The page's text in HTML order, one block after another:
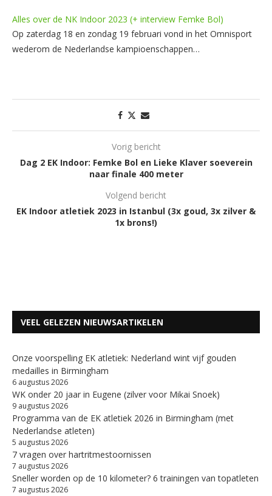
Alles over de NK Indoor 2023 (+ interview Femke Bol)
Op zaterdag 18 en zondag 19 februari vond in het Omnisport
wederom de Nederlandse kampioenschappen…
Vorig bericht
Dag 2 EK Indoor: Femke Bol en Lieke Klaver soeverein
naar finale 400 meter
Volgend bericht
EK Indoor atletiek 2023 in Istanbul (3x goud, 3x zilver &
1x brons!)
VEEL GELEZEN NIEUWSARTIKELEN
Onze voorspelling EK atletiek: Nederland wint vijf gouden
medailles in Birmingham
6 augustus 2026
WK onder 20 jaar in Eugene (zilver voor Mikai Snoek)
9 augustus 2026
Programma van de EK atletiek 2026 in Birmingham (met
Nederlandse atleten)
5 augustus 2026
7 vragen over hartritmestoornissen
7 augustus 2026
Sneller worden op de 10 kilometer? 6 trainingen van topatleten
7 augustus 2026